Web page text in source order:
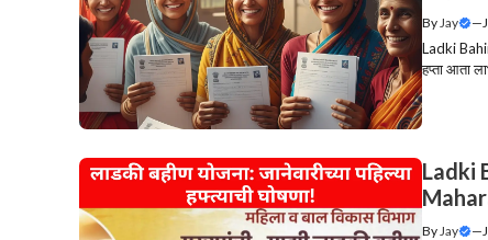
ByJay —
Ladki
हप्ता आता
Ladki
By Jay —